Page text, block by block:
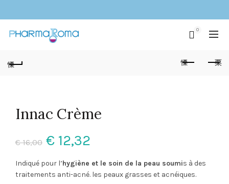
0
Innac Crème
€16,00 Le
prix
€ 12,32
prix
Indiqué pour l’hygiène et le soin de la peau soumis à des
traitements anti-acné. les peaux grasses et acnéiques.